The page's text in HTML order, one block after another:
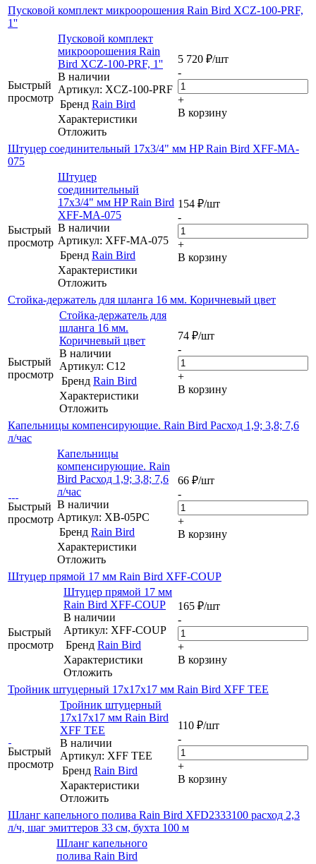
Пусковой комплект микроорошения Rain Bird XCZ-100-PRF,
1''
Быстрый
просмотр
Пусковой комплект
микроорошения Rain
Bird XCZ-100-PRF, 1''
В наличии
Артикул: XCZ-100-PRF
Бренд Rain Bird
Характеристики
Отложить
5 720 ₽/шт
-
+
В корзину
Штуцер соединительный 17х3/4" мм HP Rain Bird XFF-MA-
075
Быстрый
просмотр
Штуцер
соединительный
17х3/4" мм HP Rain Bird
XFF-MA-075
В наличии
Артикул: XFF-MA-075
Бренд Rain Bird
Характеристики
Отложить
154 ₽/шт
-
+
В корзину
Стойка-держатель для шланга 16 мм. Коричневый цвет
Быстрый
просмотр
Стойка-держатель для
шланга 16 мм.
Коричневый цвет
В наличии
Артикул: C12
Бренд Rain Bird
Характеристики
Отложить
74 ₽/шт
-
+
В корзину
Капельницы компенсирующие. Rain Bird Расход 1,9; 3,8; 7,6
л/час
Быстрый
просмотр
Капельницы
компенсирующие. Rain
Bird Расход 1,9; 3,8; 7,6
л/час
В наличии
Артикул: XB-05PC
Бренд Rain Bird
Характеристики
Отложить
66 ₽/шт
-
+
В корзину
Штуцер прямой 17 мм Rain Bird XFF-COUP
Быстрый
просмотр
Штуцер прямой 17 мм
Rain Bird XFF-COUP
В наличии
Артикул: XFF-COUP
Бренд Rain Bird
Характеристики
Отложить
165 ₽/шт
-
+
В корзину
Тройник штуцерный 17х17х17 мм Rain Bird XFF TEE
Быстрый
просмотр
Тройник штуцерный
17х17х17 мм Rain Bird
XFF TEE
В наличии
Артикул: XFF TEE
Бренд Rain Bird
Характеристики
Отложить
110 ₽/шт
-
+
В корзину
Шланг капельного полива Rain Bird XFD2333100 расход 2,3
л/ч, шаг эмиттеров 33 см, бухта 100 м
Шланг капельного
полива Rain Bird